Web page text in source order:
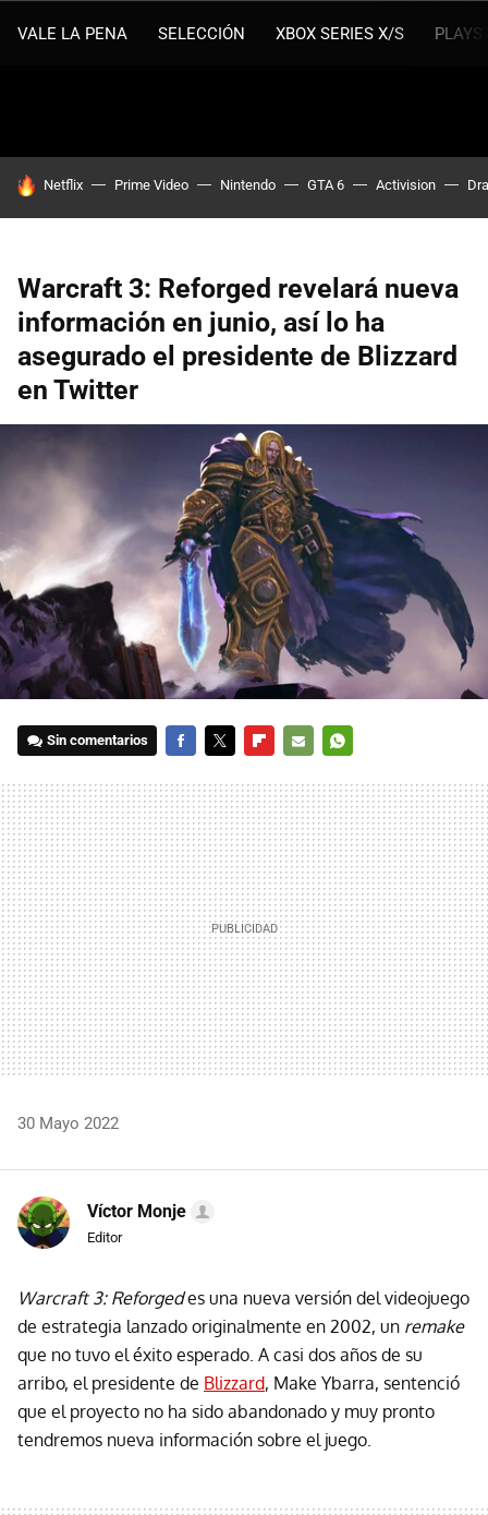
VALE LA PENA SELECCIÓN XBOX SERIES X/S
HOY SE HABLA DE
Netflix Prime Video Nintendo GTA 6 Activision
Warcraft 3: Reforged revelará nueva
información en junio, así lo ha
asegurado el presidente de Blizzard
en Twitter
Sin comentarios
MAIL
30 Mayo 2022
Víctor Monje
Editor
Warcraft 3: Reforgedes una nueva versión del videojuego
de estrategia lanzado originalmente en 2002, un remake
que no tuvo el éxito esperado. A casi dos años de su
arribo, el presidente de Blizzard, Make Ybarra, sentenció
que el proyecto no ha sido abandonado y muy pronto
tendremos nueva información sobre el juego.